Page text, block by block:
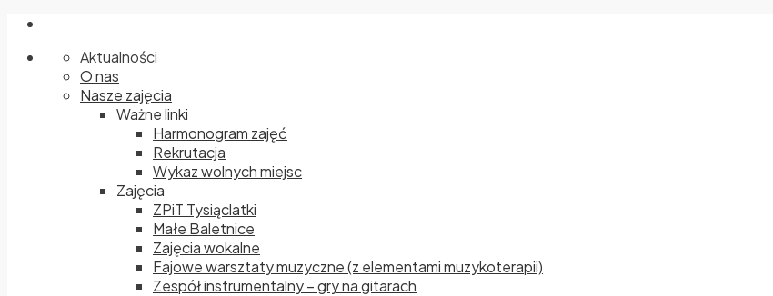
Aktualności
O nas
Nasze zajęcia
Ważne linki
Harmonogram zajęć
Rekrutacja
Wykaz wolnych miejsc
Zajęcia
ZPiT Tysiąclatki
Małe Baletnice
Zajęcia wokalne
Fajowe warsztaty muzyczne (z elementami muzykoterapii)
Zespół instrumentalny – gry na gitarach